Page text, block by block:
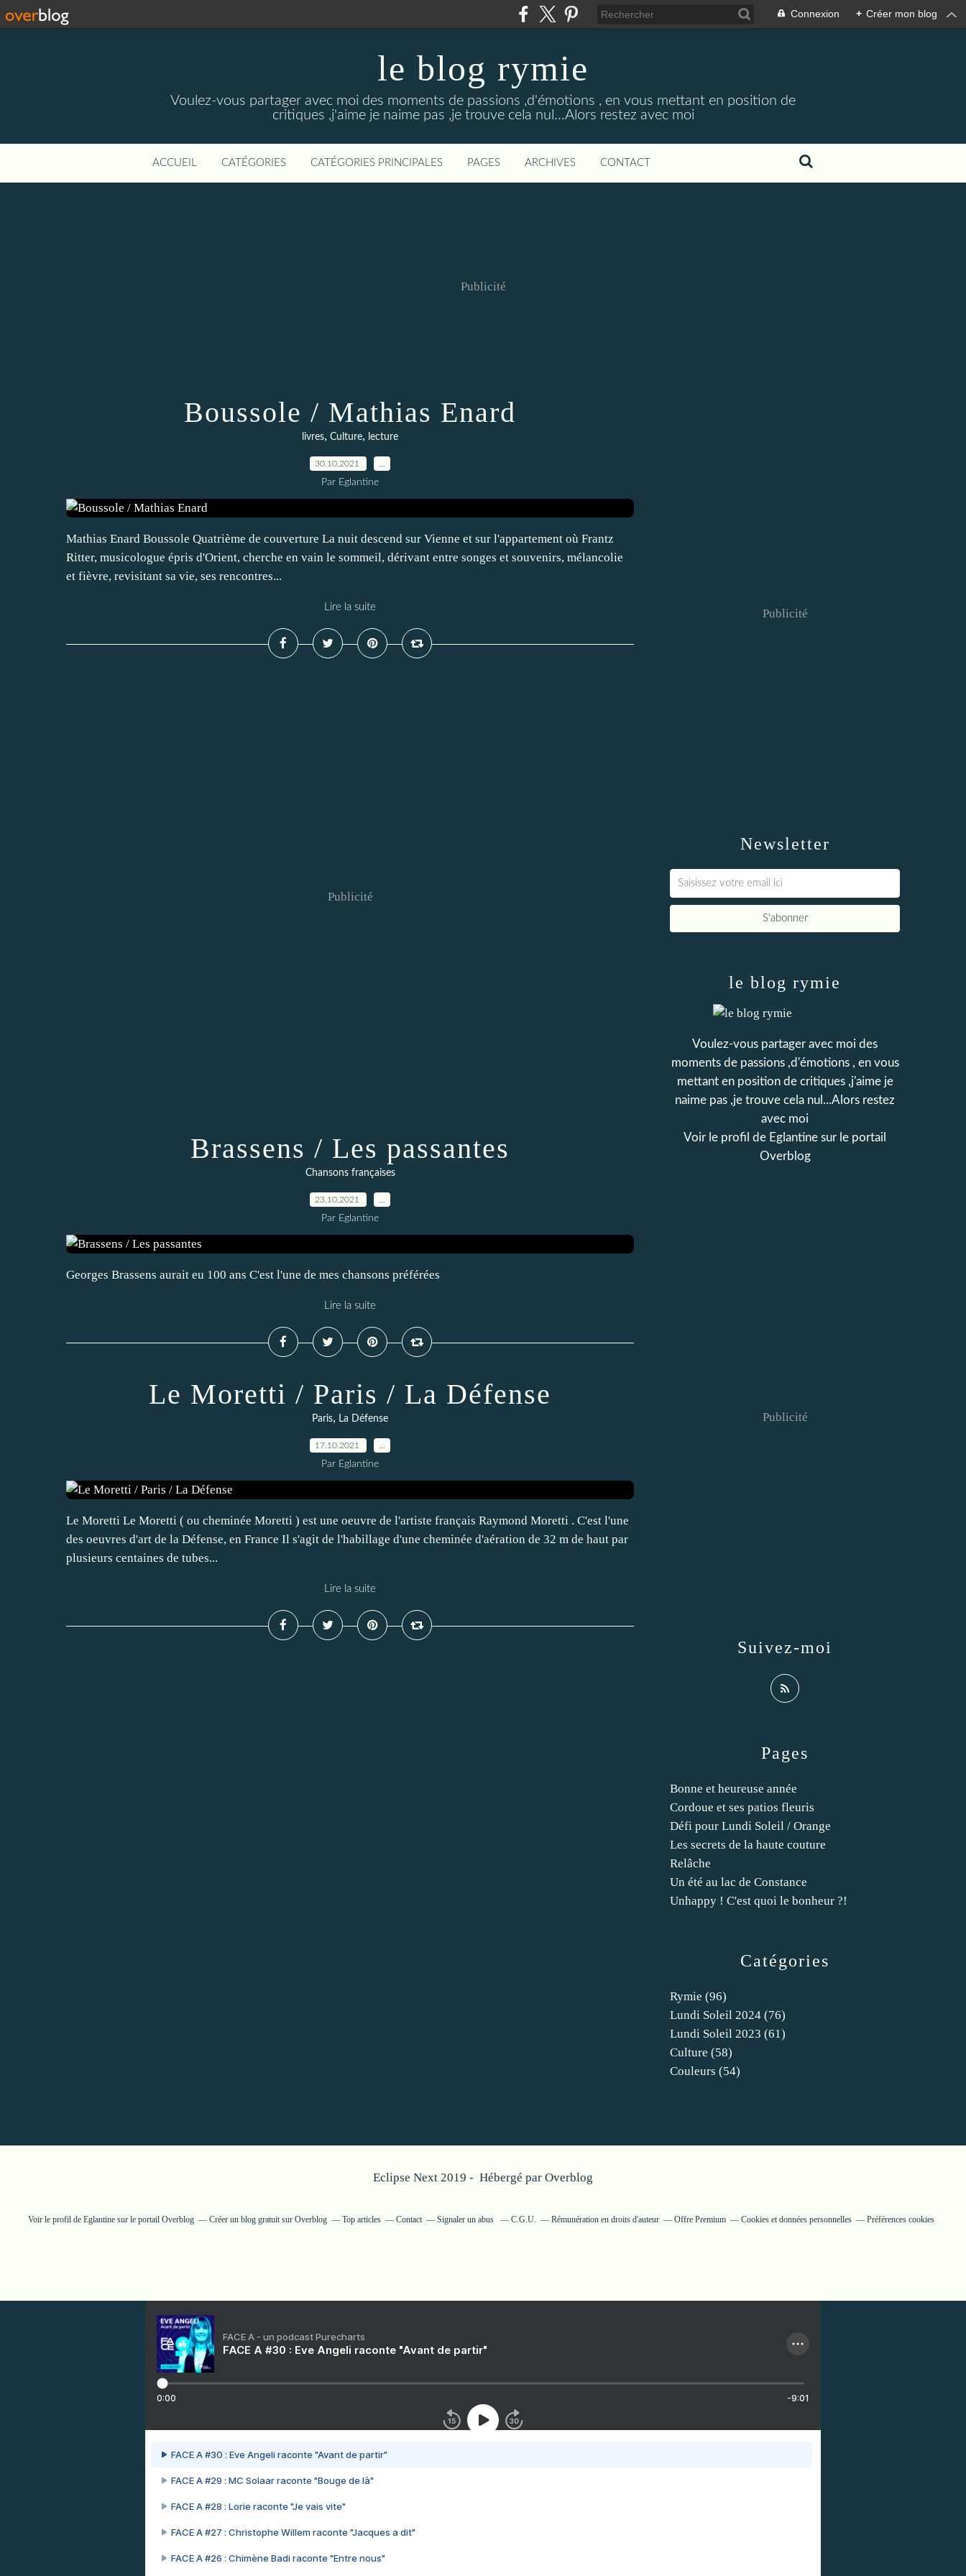
Connexion + Créer mon blog
le blog rymie
Voulez-vous partager avec moi des moments de passions ,d'émotions , en vous mettant en position de
critiques ,j'aime je naime pas ,je trouve cela nul...Alors restez avec moi
ACCUEIL CATÉGORIES CATÉGORIES PRINCIPALES PAGES ARCHIVES CONTACT
Publicité
Boussole / Mathias Enard
livres, Culture, lecture
30.10.2021
Par Eglantine
Mathias Enard Boussole Quatrième de couverture La nuit descend sur Vienne et sur l'appartement où Frantz
Ritter, musicologue épris d'Orient, cherche en vain le sommeil, dérivant entre songes et souvenirs, mélancolie
et fièvre, revisitant sa vie, ses rencontres...
Lire la suite
Publicité
Brassens / Les passantes
Chansons françaises
23.10.2021
Par Eglantine
Georges Brassens aurait eu 100 ans C'est l'une de mes chansons préférées
Lire la suite
Le Moretti / Paris / La Défense
Paris, La Défense
17.10.2021
Par Eglantine
Le Moretti Le Moretti ( ou cheminée Moretti ) est une oeuvre de l'artiste français Raymond Moretti . C'est l'une
des oeuvres d'art de la Défense, en France Il s'agit de l'habillage d'une cheminée d'aération de 32 m de haut par
plusieurs centaines de tubes...
Lire la suite
Newsletter
Publicité
Catégories
Rymie (96)
Lundi Soleil 2024 (76)
Lundi Soleil 2023 (61)
Culture (58)
Couleurs (54)
Pages
Bonne et heureuse année
Cordoue et ses patios fleuris
Défi pour Lundi Soleil / Orange
Les secrets de la haute couture
Relâche
Un été au lac de Constance
Unhappy ! C'est quoi le bonheur ?!
le blog rymie
Voulez-vous partager avec moi des
moments de passions ,d'émotions , en vous
mettant en position de critiques ,j'aime je
naime pas ,je trouve cela nul...Alors restez
avec moi
Voir le profil de Eglantine sur le portail
Overblog
Suivez-moi
Publicité
Eclipse Next 2019 - Hébergé par Overblog
Voir le profil de Eglantinesur le portail Overblog Créer un blog gratuit sur Overblog Top articles Contact Signaler un abus C.G.U. Rémunération en droits d'auteur Offre Premium Cookies et données personnelles Préférences cookies
FACE A - un podcast Purecharts
FACE A #30 : Eve Angeli raconte "Avant de partir"
0:00 -9:01
FACE A #30 : Eve Angeli raconte "Avant de partir"
FACE A #29 : MC Solaar raconte "Bouge de là"
FACE A #28 : Lorie raconte "Je vais vite"
FACE A #27 : Christophe Willem raconte "Jacques a dit"
FACE A #26 : Chimène Badi raconte "Entre nous"